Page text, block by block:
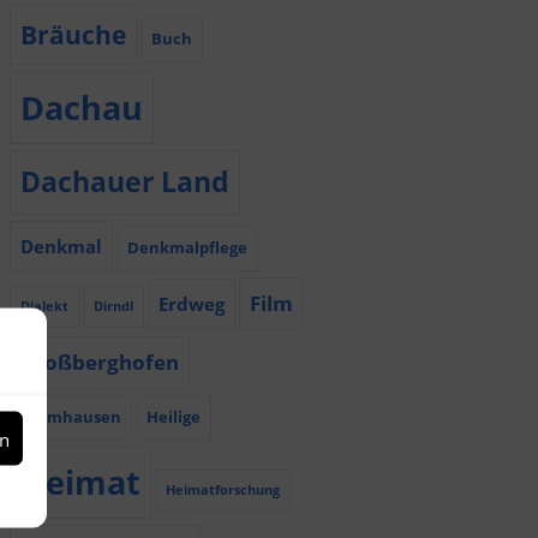
Bräuche Buch
Dachau
Dachauer Land
Denkmal Denkmalpflege
Dialekt Dirndl Erdweg Film
Großberghofen
Haimhausen Heilige
Heimat Heimatforschung